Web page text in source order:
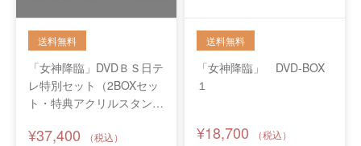
「女神降臨」DVDＢＳ日テ
レ特別セット（2BOXセッ
ト・特典アクリルスタンド
¥37,400
「女神降臨」 DVD-BOX
１
¥18,700